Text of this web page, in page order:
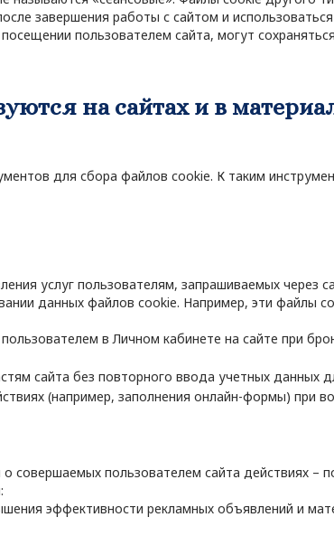
завершения работы с сайтом и
пользователем сайта, могут
на сайтах и в
для сбора файлов cookie. К таким
услуг пользователям, запрашиваемых через
данных файлов cookie. Например, эти файлы
в Личном кабинете на сайте при
сайта без повторного ввода учетных данных
(например, заполнения онлайн-формы) при
пользователем сайта действиях –
эффективности рекламных объявлений и